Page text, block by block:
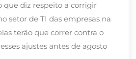
que diz respeito a corrigir
setor de TI das empresas na
terão que correr contra o
ajustes antes de agosto